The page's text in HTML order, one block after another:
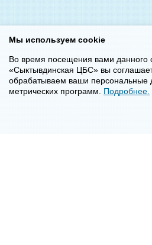
Мы используем cookie
Во время посещения вами данного
«Сыктывдинская ЦБС» вы
обрабатываем ваши персональные
метрических программ. Подробнее.